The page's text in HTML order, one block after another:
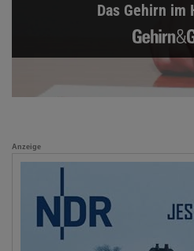
Das Gehirn im
Anzeige